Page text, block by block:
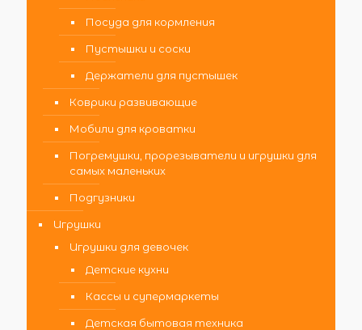
Посуда для кормления
Пустышки и соски
Держатели для пустышек
Коврики развивающие
Мобили для кроватки
Погремушки, прорезыватели и игрушки для
самых маленьких
Подгузники
Игрушки
Игрушки для девочек
Детские кухни
Кассы и супермаркеты
Детская бытовая техника